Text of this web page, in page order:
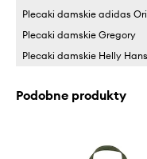
Plecaki damskie adidas
Plecaki damskie Gregory
Plecaki damskie Helly
Podobne produkty